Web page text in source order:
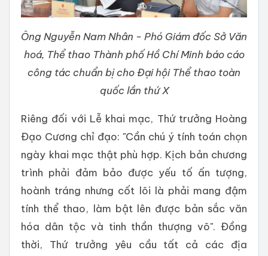
Ông Nguyễn Nam Nhân - Phó Giám đốc Sở Văn
hoá, Thể thao Thành phố Hồ Chí Minh báo cáo
công tác chuẩn bị cho Đại hội Thể thao toàn
quốc lần thứ X
Riêng đối với Lễ khai mạc, Thứ trưởng Hoàng
Đạo Cương chỉ đạo: "Cần chú ý tính toán chọn
ngày khai mạc thật phù hợp. Kịch bản chương
trình phải đảm bảo được yếu tố ấn tượng,
hoành tráng nhưng cốt lõi là phải mang đậm
tính thể thao, làm bật lên được bản sắc văn
hóa dân tộc và tinh thần thượng võ". Đồng
thời, Thứ trưởng yêu cầu tất cả các địa